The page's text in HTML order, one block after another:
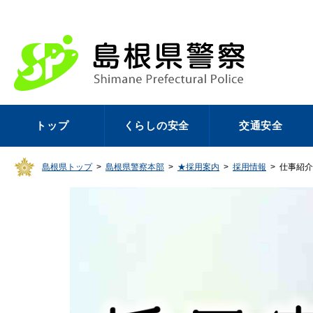
トップ くらしの安全 交通安全
島根県トップ > 島根県警察本部 > ★採用案内 > 採用情報 > 仕事紹介